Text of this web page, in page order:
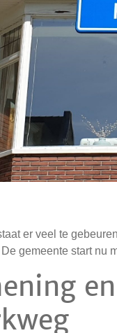
er veel te
gemeente start nu